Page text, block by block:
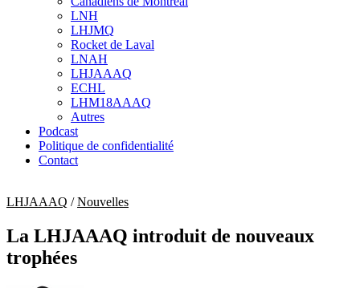
sub
menu
LNH
LHJMQ
Rocket de Laval
LNAH
LHJAAAQ
ECHL
LHM18AAAQ
Autres
Podcast
Politique de confidentialité
Contact
LHJAAAQ /Nouvelles
La LHJAAAQ introduit de nouveaux
trophées